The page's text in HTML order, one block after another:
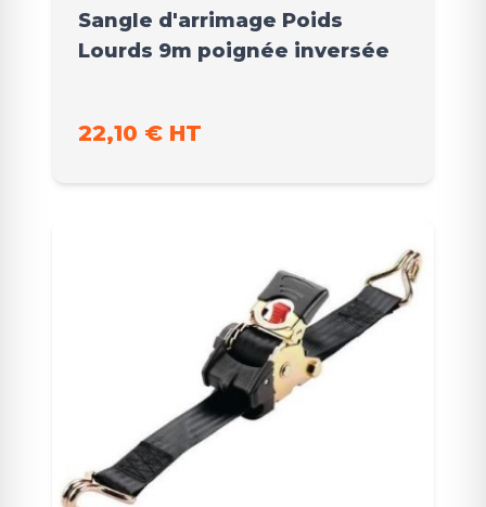
Sangle d'arrimage Poids
Lourds 9m poignée inversée
22,10 € HT